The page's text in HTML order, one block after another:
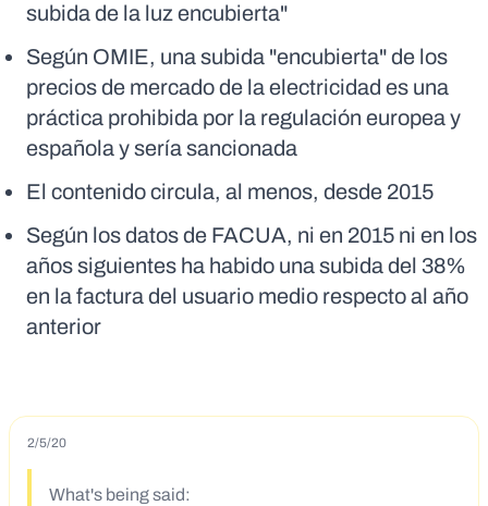
subida de la luz encubierta"
Según OMIE, una subida "encubierta" de los
precios de mercado de la electricidad es una
práctica prohibida por la regulación europea y
española y sería sancionada
El contenido circula, al menos, desde 2015
Según los datos de FACUA, ni en 2015 ni en los
años siguientes ha habido una subida del 38%
en la factura del usuario medio respecto al año
anterior
2/5/20
What's being said: